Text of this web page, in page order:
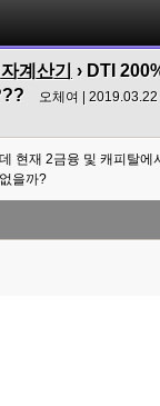
계산기 › DTI
오체여 | 2019.03.22
현재 2금융 및 캐피탈에
을까?